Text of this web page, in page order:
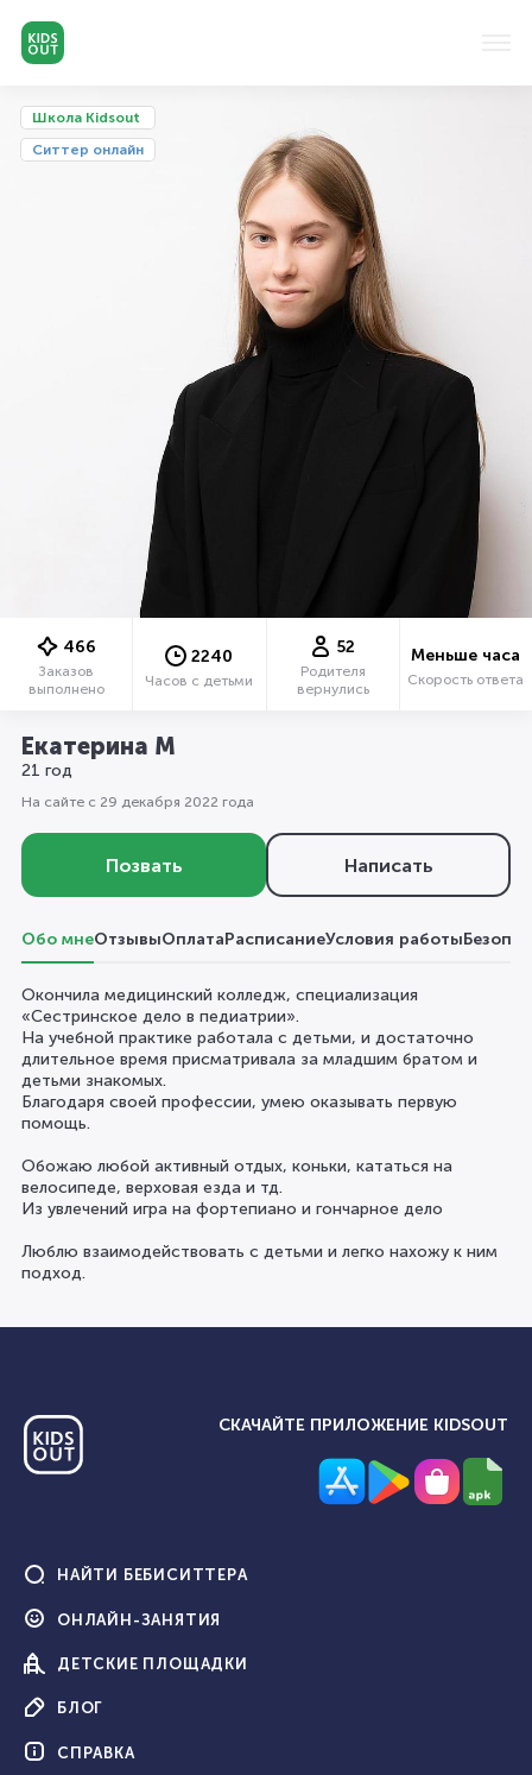
Школа Kidsout
Cиттер онлайн
466
Заказов
выполнено
2240
Часов с детьми
52
Родителя
вернулись
Меньше часа
Скорость ответа
Екатерина М
21 год
На сайте с 29 декабря 2022 года
Позвать Написать
Обо мнеОтзывыОплатаРасписаниеУсловия работы
Окончила медицинский колледж, специализация
«Сестринское дело в педиатрии».
На учебной практике работала с детьми, и достаточно
длительное время присматривала за младшим братом и
детьми знакомых.
Благодаря своей профессии, умею оказывать первую
помощь.
Обожаю любой активный отдых, коньки, кататься на
велосипеде, верховая езда и тд.
Из увлечений игра на фортепиано и гончарное дело
Люблю взаимодействовать с детьми и легко нахожу к ним
подход.
СКАЧАЙТЕ ПРИЛОЖЕНИЕ KIDSOUT
НАЙТИ БЕБИСИТТЕРА
ОНЛАЙН-ЗАНЯТИЯ
ДЕТСКИЕ ПЛОЩАДКИ
БЛОГ
СПРАВКА